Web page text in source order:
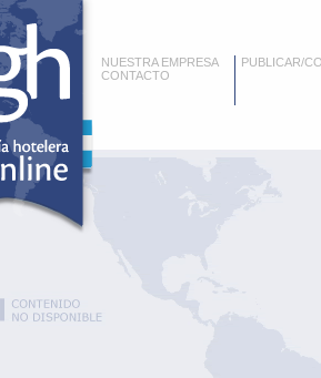
NUESTRA EMPRESA
CONTACTO
PUBLICAR/